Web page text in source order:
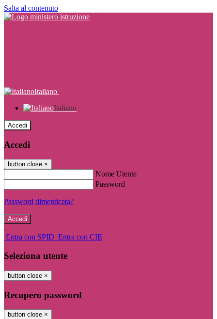
Salta al contenuto
Italiano
Italiano
Accedi
Accedi
button close ×
Nome Utente
Password
Password dimenticata?
-
Entra con SPID Entra con CIE
Seleziona utente
button close ×
Recupero password
button close ×